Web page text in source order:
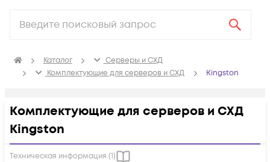
Каталог
Серверы и СХД
Комплектующие для серверов и СХД
Kingston
Комплектующие для серверов и СХД
Kingston
Техническая информация (1)